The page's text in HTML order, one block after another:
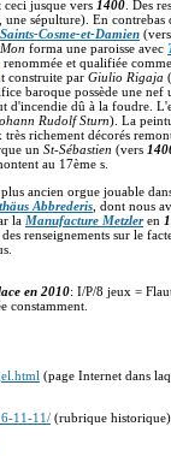
jusque vers 1400 . Des
sépulture). En
Saints-Cosme-et-Damien (vers
Mon forma une paroisse avec
, renommée et qualifiée
construite par Giulio Rigaja
baroque possède une
d'incendie dû à la foudre.
Rudolf Sturn). La
richement décorés
un St-Sébastien (vers
au 17ème s.
ancien orgue jouable
Abbrederis , dont nous
la Manufacture Metzleren
des renseignements sur le
en 2010: I/P/8 jeux =
constamment.
(page Internet dans
11-11/ (rubrique historique),